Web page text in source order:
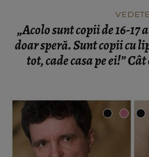
VEDETE
„Acolo sunt copii de 16-
doar speră. Sunt copii cu
tot, cade casa pe ei!”